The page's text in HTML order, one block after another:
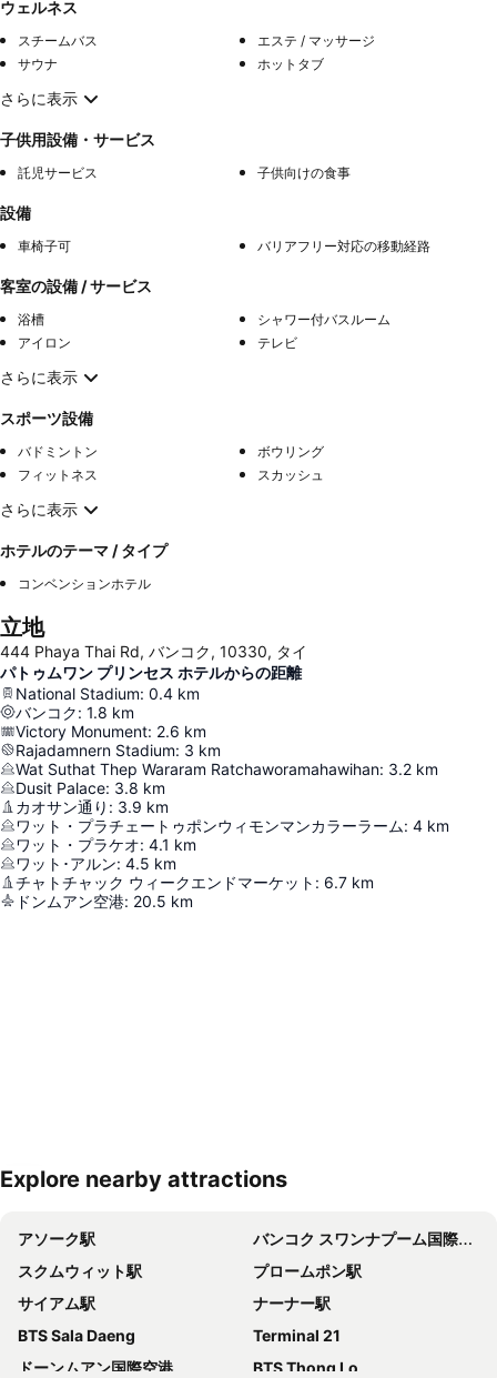
ウェルネス
スチームバス
エステ / マッサージ
サウナ
ホットタブ
さらに表示
子供用設備・サービス
託児サービス 子供向けの食事
設備
車椅子可 バリアフリー対応の移動経路
客室の設備 / サービス
浴槽
シャワー付バスルーム
アイロン
テレビ
さらに表示
スポーツ設備
バドミントン
ボウリング
フィットネス
スカッシュ
さらに表示
ホテルのテーマ / タイプ
コンベンションホテル
立地
444 Phaya Thai Rd, バンコク, 10330, タイ
パトゥムワン プリンセス ホテルからの距離
National Stadium: 0.4 km
バンコク: 1.8 km
Victory Monument: 2.6 km
Rajadamnern Stadium: 3 km
Wat Suthat Thep Wararam Ratchaworamahawihan: 3.2 km
Dusit Palace: 3.8 km
カオサン通り : 3.9 km
ワット・プラチェートゥポンウィモンマンカラーラーム: 4 km
ワット・プラケオ: 4.1 km
ワット･アルン: 4.5 km
チャトチャック ウィークエンドマーケット : 6.7 km
ドンムアン空港: 20.5 km
地図を拡大
Explore nearby attractions
アソーク駅
バンコク スワンナプーム国際空港
スクムウィット駅
プロームポン駅
サイアム駅
ナーナー駅
BTS Sala Daeng
Terminal 21
ドーンムアン国際空港
BTS Thong Lo